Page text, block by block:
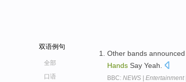
双语例句
全部
口语
Other bands
Hands Say Yeah.
BBC: NEWS |